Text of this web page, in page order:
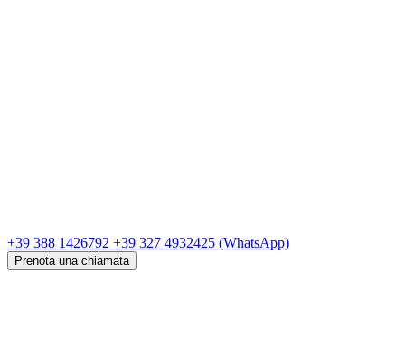
+39 388 1426792 +39 327 4932425 (WhatsApp)
Prenota una chiamata